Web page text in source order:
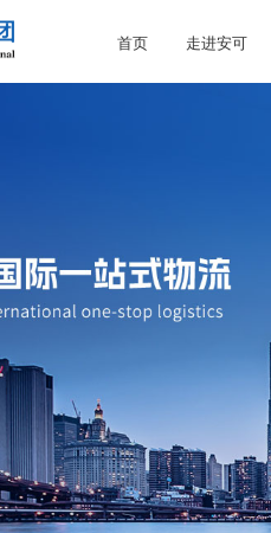
首页 走进安可